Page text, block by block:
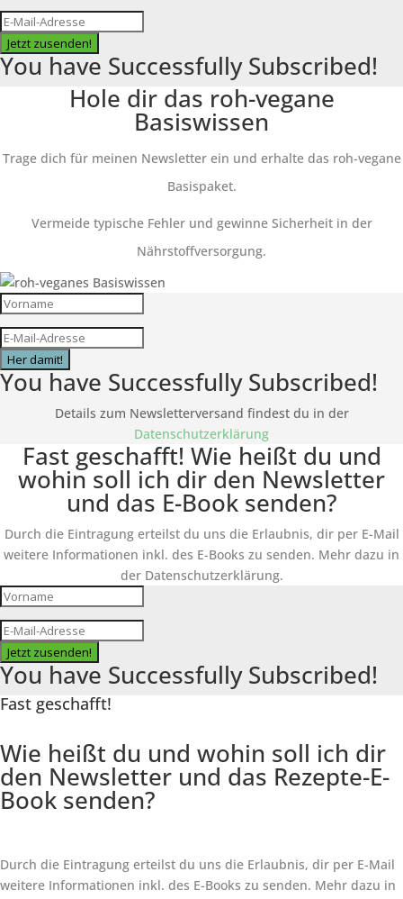
Jetzt zusenden!
You have Successfully Subscribed!
Hole dir das roh-vegane
Basiswissen
Trage dich für meinen Newsletter ein und erhalte das roh-vegane
Basispaket.
Vermeide typische Fehler und gewinne Sicherheit in der
Nährstoffversorgung.
Her damit!
You have Successfully Subscribed!
Details zum Newsletterversand findest du in der
Datenschutzerklärung
Fast geschafft! Wie heißt du und
wohin soll ich dir den Newsletter
und das E-Book senden?
Durch die Eintragung erteilst du uns die Erlaubnis, dir per E-Mail
weitere Informationen inkl. des E-Books zu senden. Mehr dazu in
der Datenschutzerklärung.
Jetzt zusenden!
You have Successfully Subscribed!
Fast geschafft!
Wie heißt du und wohin soll ich dir
den Newsletter und das Rezepte-E-
Book senden?
Durch die Eintragung erteilst du uns die Erlaubnis, dir per E-Mail
weitere Informationen inkl. des E-Books zu senden. Mehr dazu in